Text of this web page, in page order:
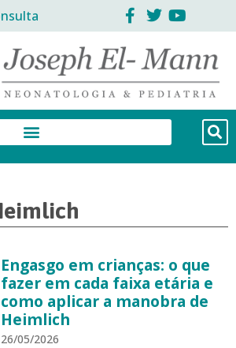
Engasgo em crianças: o que
fazer em cada faixa etária e
como aplicar a manobra de
Heimlich
26/05/2026